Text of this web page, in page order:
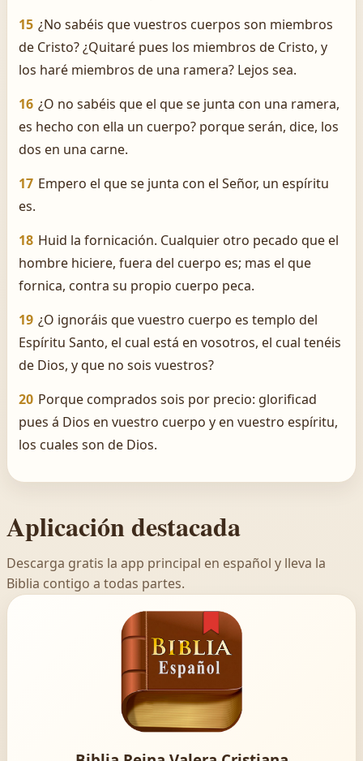
15 ¿No sabéis que vuestros cuerpos son miembros
de Cristo? ¿Quitaré pues los miembros de Cristo, y
los haré miembros de una ramera? Lejos sea.
16 ¿O no sabéis que el que se junta con una ramera,
es hecho con ella un cuerpo? porque serán, dice, los
dos en una carne.
17 Empero el que se junta con el Señor, un espíritu
es.
18 Huid la fornicación. Cualquier otro pecado que el
hombre hiciere, fuera del cuerpo es; mas el que
fornica, contra su propio cuerpo peca.
19 ¿O ignoráis que vuestro cuerpo es templo del
Espíritu Santo, el cual está en vosotros, el cual tenéis
de Dios, y que no sois vuestros?
20 Porque comprados sois por precio: glorificad
pues á Dios en vuestro cuerpo y en vuestro espíritu,
los cuales son de Dios.
Aplicación destacada
Descarga gratis la app principal en español y lleva la
Biblia contigo a todas partes.